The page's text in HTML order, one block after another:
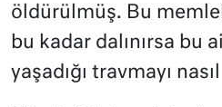
öldürülmüş. Bu
bu kadar dalınırsa bu
yaşadığı travmayı